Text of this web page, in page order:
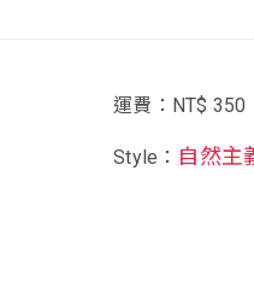
運費：NT$ 350
Style： 自然主